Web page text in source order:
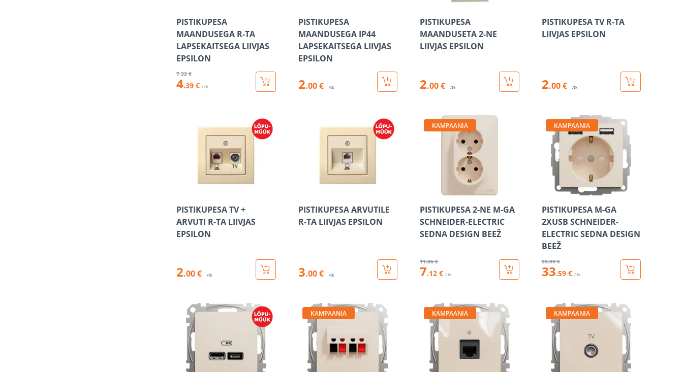
PISTIKUPESA
MAANDUSEGA R-TA
LAPSEKAITSEGA LIIVJAS
EPSILON
7.32 €
4.39 € / tk
PISTIKUPESA
MAANDUSEGA IP44
LAPSEKAITSEGA LIIVJAS
EPSILON
2.00 € /tk
PISTIKUPESA
MAANDUSETA 2-NE
LIIVJAS EPSILON
2.00 € /tk
PISTIKUPESA TV R-TA
LIIVJAS EPSILON
2.00 € /tk
PISTIKUPESA TV +
ARVUTI R-TA LIIVJAS
EPSILON
2.00 € /tk
PISTIKUPESA ARVUTILE
R-TA LIIVJAS EPSILON
3.00 € /tk
KAMPAANIA
PISTIKUPESA 2-NE M-GA
SCHNEIDER-ELECTRIC
SEDNA DESIGN BEEŽ
11.86 €
7.12 € / tk
KAMPAANIA
PISTIKUPESA M-GA
2XUSB SCHNEIDER-
ELECTRIC SEDNA DESIGN
BEEŽ
55.99 €
33.59 € / tk
KAMPAANIA KAMPAANIA KAMPAANIA